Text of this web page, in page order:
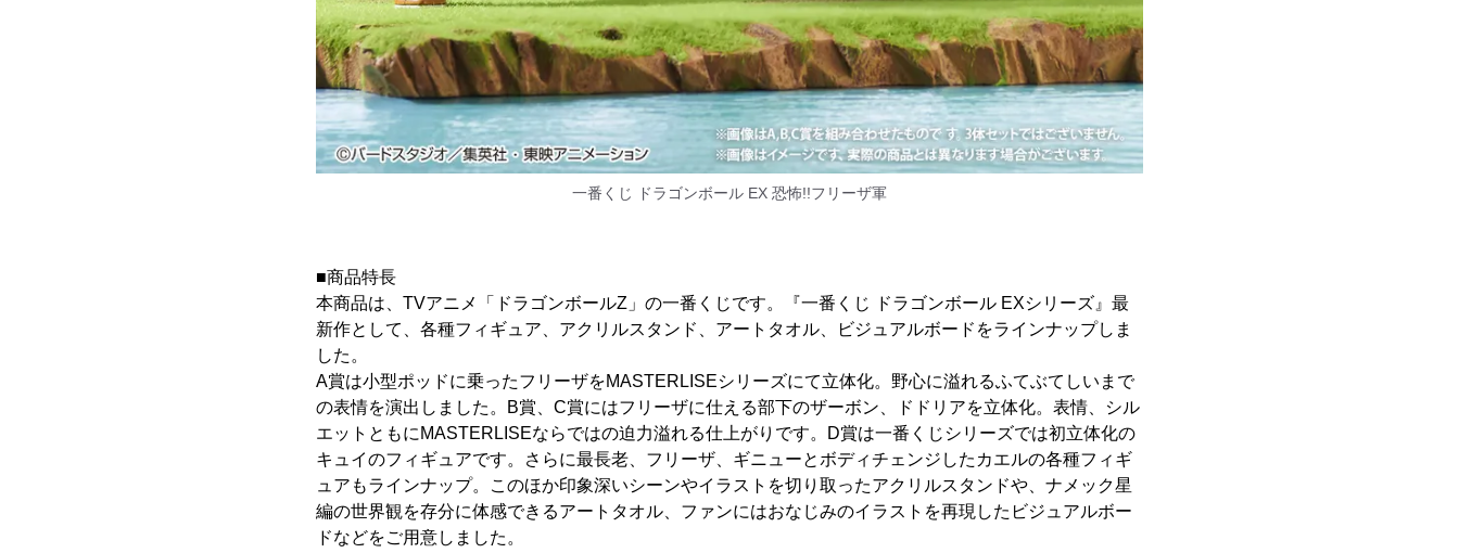
一番くじ ドラゴンボール EX 恐怖!!フリーザ軍
■商品特長
本商品は、TVアニメ「ドラゴンボールZ」の一番くじです。『一番くじ ドラゴンボール EXシリーズ』最
新作として、各種フィギュア、アクリルスタンド、アートタオル、ビジュアルボードをラインナップしま
した。
A賞は小型ポッドに乗ったフリーザをMASTERLISEシリーズにて立体化。野心に溢れるふてぶてしいまで
の表情を演出しました。B賞、C賞にはフリーザに仕える部下のザーボン、ドドリアを立体化。表情、シル
エットともにMASTERLISEならではの迫力溢れる仕上がりです。D賞は一番くじシリーズでは初立体化の
キュイのフィギュアです。さらに最長老、フリーザ、ギニューとボディチェンジしたカエルの各種フィギ
ュアもラインナップ。このほか印象深いシーンやイラストを切り取ったアクリルスタンドや、ナメック星
編の世界観を存分に体感できるアートタオル、ファンにはおなじみのイラストを再現したビジュアルボー
ドなどをご用意しました。